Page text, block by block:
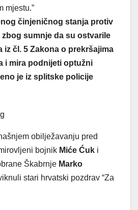
mjestu.”
činjeničnog stanja protiv
sumnje da su ostvarile
iz čl. 5 Zakona o prekršajima
i mira podnijeti optužni
je iz splitske policije
obilježavanju pred
bojnik Miće Ćuk i
Škabrnje Marko
stari hrvatski pozdrav “Za